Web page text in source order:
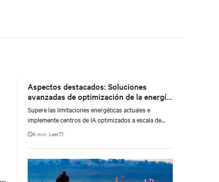
Aspectos destacados: Soluciones
avanzadas de optimización de la energía
para centros de datos
Supere las limitaciones energéticas actuales e
implemente centros de IA optimizados a escala de
gigavatios con soluciones de energía en el sitio
6 min. Leer